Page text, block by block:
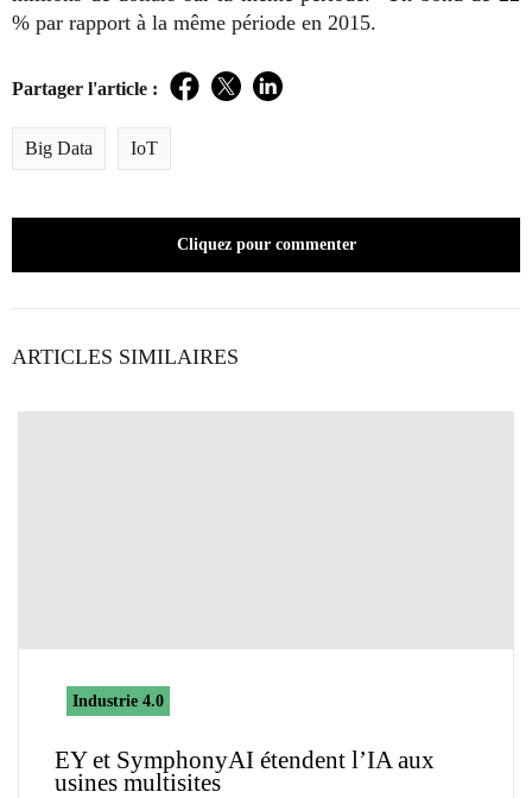
% par rapport à la même période en 2015.
Partager l'article : Facebook
TwitterLinkedIn
Big Data IoT
Cliquez pour commenter
ARTICLES SIMILAIRES
Industrie 4.0
EY et SymphonyAI étendent l’IA aux
usines multisites